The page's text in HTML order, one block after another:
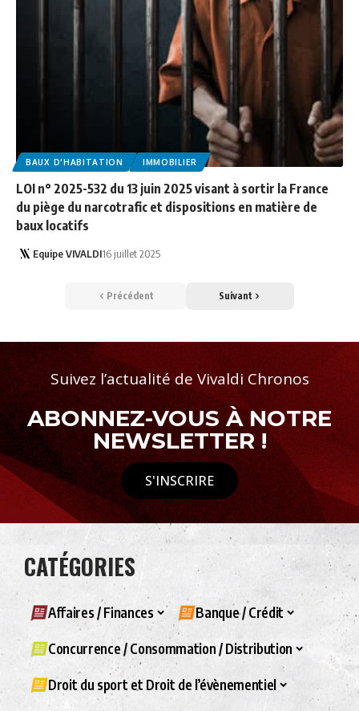
BAUX D'HABITATION IMMOBILIER
LOI n° 2025-532 du 13 juin 2025 visant à sortir la France
du piège du narcotrafic et dispositions en matière de
baux locatifs
Equipe VIVALDI16 juillet 2025
Précédent Suivant
Suivez l’actualité de Vivaldi Chronos
ABONNEZ-VOUS À NOTRE
NEWSLETTER !
S'INSCRIRE
CATÉGORIES
Affaires / Finances Banque / Crédit
Concurrence / Consommation / Distribution
Droit du sport et Droit de l’évènementiel